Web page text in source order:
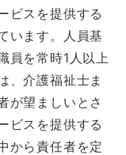
ビスを提供する
います。人員基
員を常時1人以上
、介護福祉士ま
が望ましいとさ
ビスを提供する
から責任者を定